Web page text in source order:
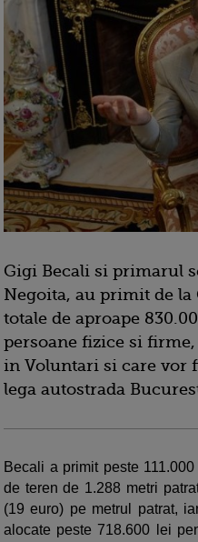
Gigi Becali si primarul
Negoita, au primit de
totale de aproape
persoane fizice si
in Voluntari si care vor
lega autostrada
Becali a primit peste
de teren de 1.288 metri
(19 euro) pe metrul patrat,
alocate peste 718.600 lei